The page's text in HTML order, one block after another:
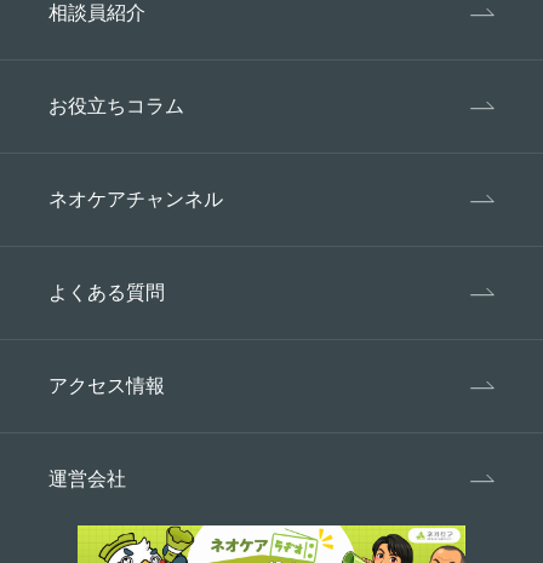
相談員紹介
お役立ちコラム
ネオケアチャンネル
よくある質問
アクセス情報
運営会社